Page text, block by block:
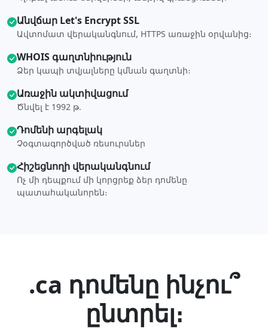
Անվճար Let's Encrypt SSL
Ավտոմատ վերականգնում, HTTPS առաջին օրվանից։
WHOIS գաղտնիություն
Ձեր կապի տվյալները կմնան գաղտնի։
Առաջին ակտիվացում
Ծնվել է 1992 թ.
Դոմենի արգելակ
Չօգտագործված ռեսուրսներ
Հիշեցնողի վերականգնում
Ոչ մի դեպքում մի կորցրեք ձեր դոմենը
պատահականորեն։
.ca դոմենը ինչու՞
ընտրել։